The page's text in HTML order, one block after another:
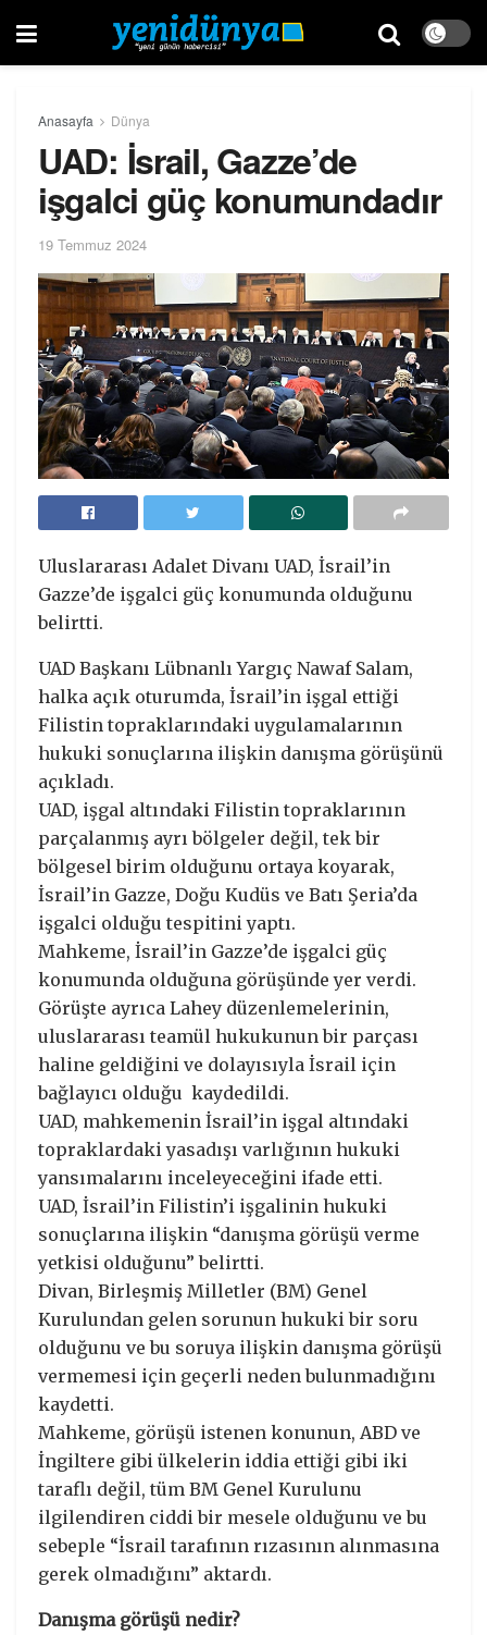
Anasayfa Dünya
UAD: İsrail, Gazze’de
işgalci güç konumundadır
19 Temmuz 2024
Uluslararası Adalet Divanı UAD, İsrail’in
Gazze’de işgalci güç konumunda olduğunu
belirtti.
UAD Başkanı Lübnanlı Yargıç Nawaf Salam,
halka açık oturumda, İsrail’in işgal ettiği
Filistin topraklarındaki uygulamalarının
hukuki sonuçlarına ilişkin danışma görüşünü
açıkladı.
UAD, işgal altındaki Filistin topraklarının
parçalanmış ayrı bölgeler değil, tek bir
bölgesel birim olduğunu ortaya koyarak,
İsrail’in Gazze, Doğu Kudüs ve Batı Şeria’da
işgalci olduğu tespitini yaptı.
Mahkeme, İsrail’in Gazze’de işgalci güç
konumunda olduğuna görüşünde yer verdi.
Görüşte ayrıca Lahey düzenlemelerinin,
uluslararası teamül hukukunun bir parçası
haline geldiğini ve dolayısıyla İsrail için
bağlayıcı olduğu kaydedildi.
UAD, mahkemenin İsrail’in işgal altındaki
topraklardaki yasadışı varlığının hukuki
yansımalarını inceleyeceğini ifade etti.
UAD, İsrail’in Filistin’i işgalinin hukuki
sonuçlarına ilişkin “danışma görüşü verme
yetkisi olduğunu” belirtti.
Divan, Birleşmiş Milletler (BM) Genel
Kurulundan gelen sorunun hukuki bir soru
olduğunu ve bu soruya ilişkin danışma görüşü
vermemesi için geçerli neden bulunmadığını
kaydetti.
Mahkeme, görüşü istenen konunun, ABD ve
İngiltere gibi ülkelerin iddia ettiği gibi iki
taraflı değil, tüm BM Genel Kurulunu
ilgilendiren ciddi bir mesele olduğunu ve bu
sebeple “İsrail tarafının rızasının alınmasına
gerek olmadığını” aktardı.
Danışma görüşü nedir?